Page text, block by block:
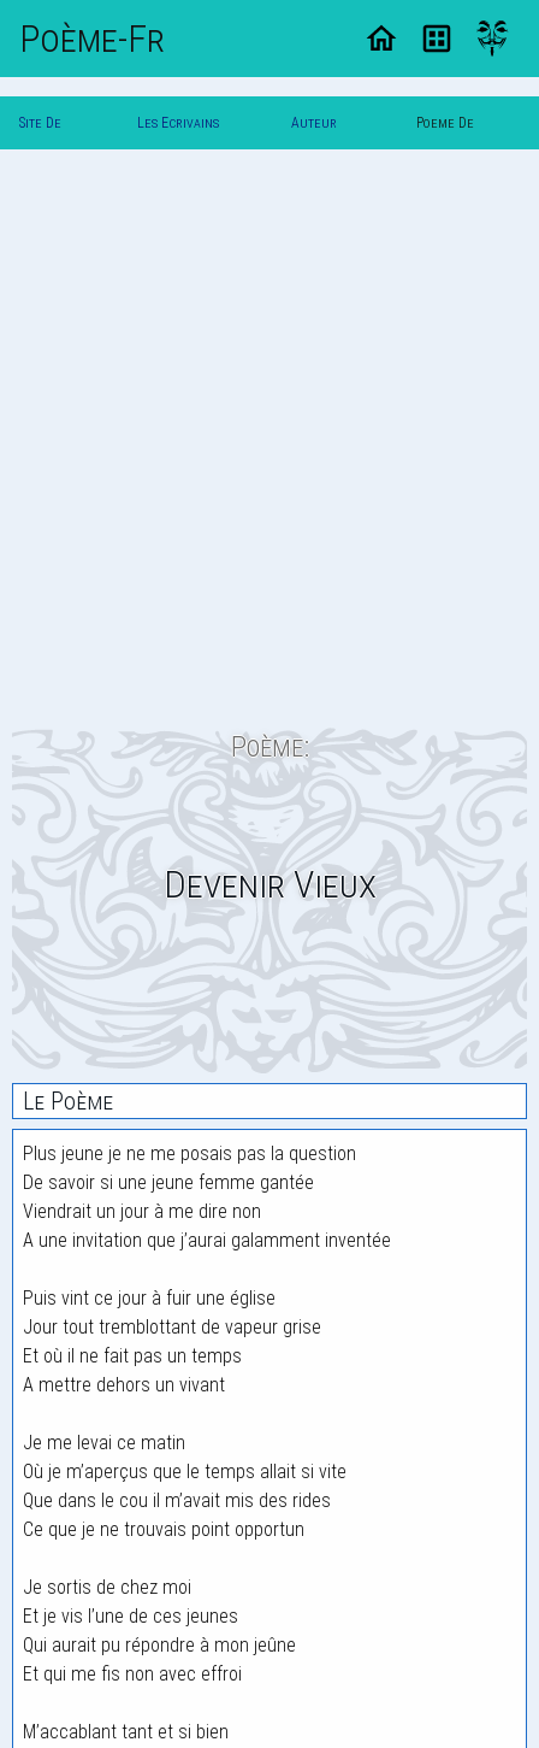
Poème-Fr
Site De Les Ecrivains Auteur Poeme De
Poème:
Devenir Vieux
Le Poème
Plus jeune je ne me posais pas la question
De savoir si une jeune femme gantée
Viendrait un jour à me dire non
A une invitation que j’aurai galamment inventée
Puis vint ce jour à fuir une église
Jour tout tremblottant de vapeur grise
Et où il ne fait pas un temps
A mettre dehors un vivant
Je me levai ce matin
Où je m’aperçus que le temps allait si vite
Que dans le cou il m’avait mis des rides
Ce que je ne trouvais point opportun
Je sortis de chez moi
Et je vis l’une de ces jeunes
Qui aurait pu répondre à mon jeûne
Et qui me fis non avec effroi
M’accablant tant et si bien